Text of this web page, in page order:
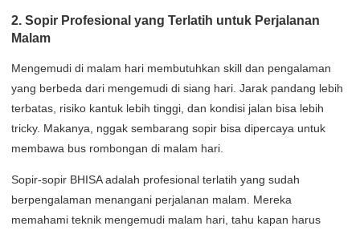
2. Sopir Profesional yang Terlatih untuk Perjalanan
Malam
Mengemudi di malam hari membutuhkan skill dan pengalaman
yang berbeda dari mengemudi di siang hari. Jarak pandang lebih
terbatas, risiko kantuk lebih tinggi, dan kondisi jalan bisa lebih
tricky. Makanya, nggak sembarang sopir bisa dipercaya untuk
membawa bus rombongan di malam hari.
Sopir-sopir BHISA adalah profesional terlatih yang sudah
berpengalaman menangani perjalanan malam. Mereka
memahami teknik mengemudi malam hari, tahu kapan harus